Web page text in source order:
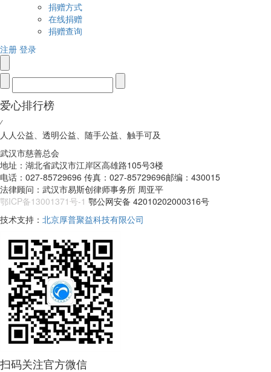
捐赠方式
在线捐赠
捐赠查询
注册 登录
爱心排行榜
⁄
人人公益、透明公益、随手公益、触手可及
武汉市慈善总会
地址：湖北省武汉市江岸区高雄路105号3楼
电话：027-85729696 传真：027-85729696邮编：430015
法律顾问：武汉市易斯创律师事务所 周亚平
鄂ICP备13001371号-1 鄂公网安备 42010202000316号
技术支持： 北京厚普聚益科技有限公司
扫码关注官方微信